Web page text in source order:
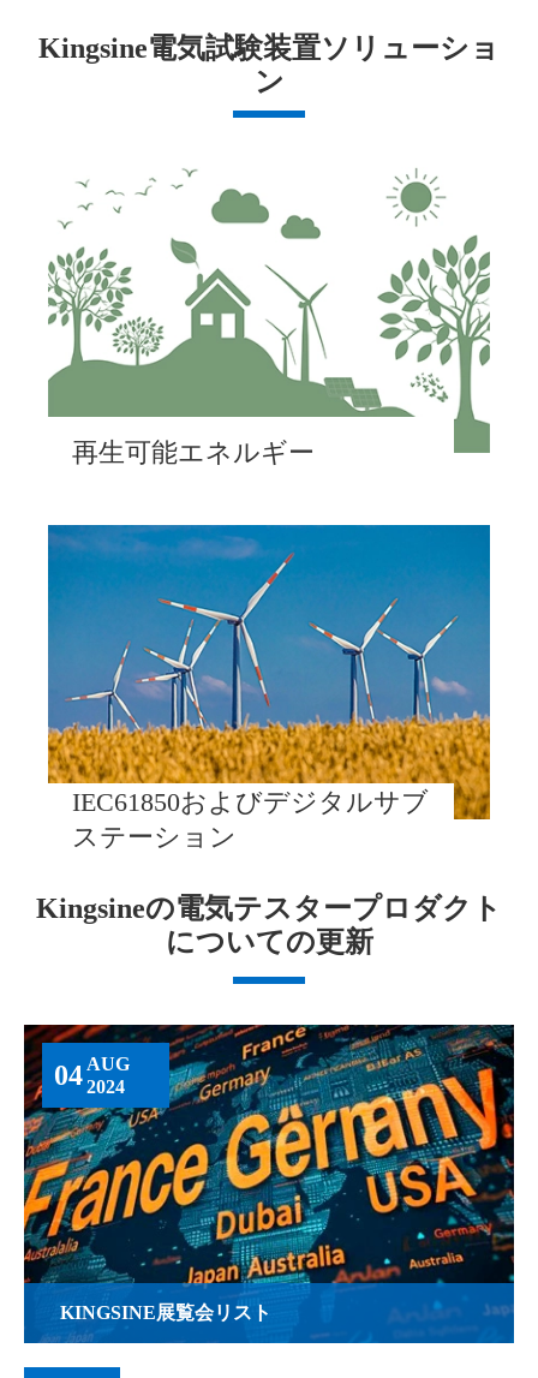
Kingsine電気試験装置ソリューショ
ン
再生可能エネルギー
IEC61850およびデジタルサブ
ステーション
Kingsineの電気テスタープロダクト
についての更新
KINGSINE展覧会リスト
04 AUG
2024